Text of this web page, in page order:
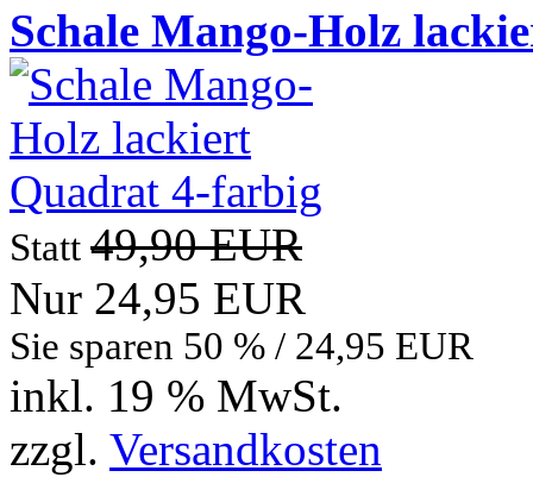
Schale Mango-Holz
Statt 49,90 EUR
Nur 24,95 EUR
Sie sparen 50 % / 24,95 EUR
inkl. 19 % MwSt.
zzgl. Versandkosten